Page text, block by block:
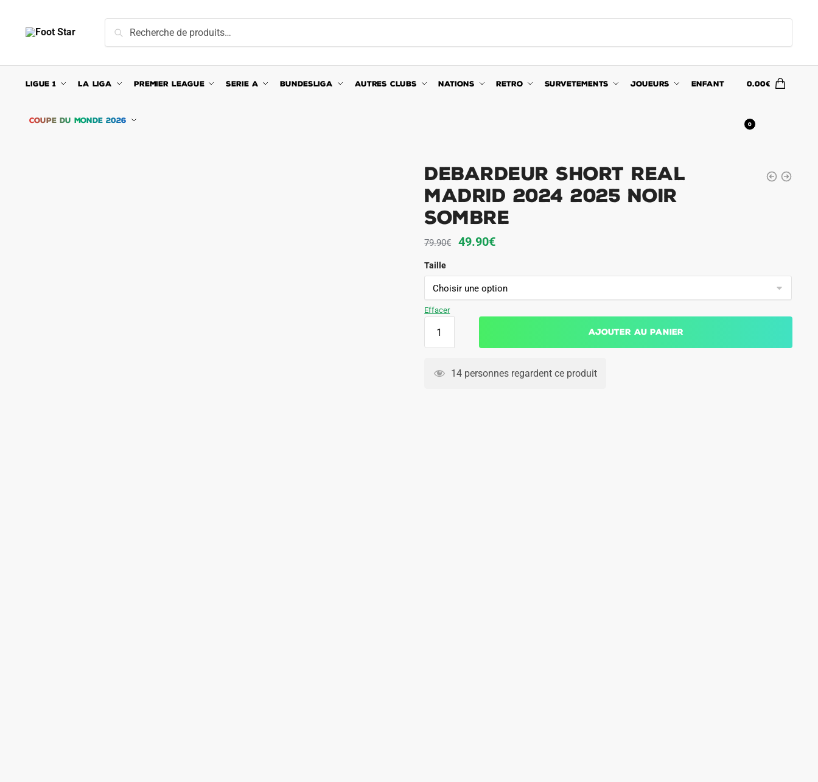
navigation
content
pour :
Recherche
LIGUE 1 LA LIGA PREMIER LEAGUE SERIE A BUNDESLIGA AUTRES CLUBS NATIONS RETRO SURVETEMENTS JOUEURS ENFANT
COUPE DU MONDE 2026
0.00€
0
Debardeur Short Real
Madrid 2024 2025 Noir
Sombre
79.90€
Le
initial
était :
49.90€Le
actuel
est :
Taille
Effacer
Short
Ajouter au panier
14 personnes regardent ce produit